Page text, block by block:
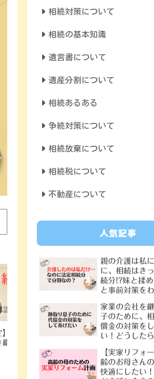
亡くなった
ぐ相続人は
け遺産相続す
法務局での自筆証書遺言の
書を安全に預かっておいて
れます！
相続対策について
相続の基本知識
遺言書について
遺産分割について
相続あるある
争続対策について
相続放棄について
相続税について
不動産について
人気記事
親の介護は私
に、相続はき
続分!?妹と揉
と事前対策を
家業の会社を
子のために、
償金の対策を
い！どうした
【実家リフォ
齢のお母さん
快適にしたい